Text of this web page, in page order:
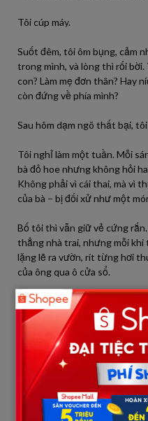
Tôi cúp máy.
Suốt đêm, tôi ôm bụng, cảm
trong mình, và lòng thì rối
con? Làm mẹ đơn thân? Hay
còn đứng về phía mình?
Sau hôm dạm ngõ thất bại,
Tôi nghỉ làm một tuần. Mỗi
bà đỏ hoe nhưng không hỏi
Không phải vì cái thai, mà vì
của bà – bị đối xử như một
Bố tôi thì vẫn giữ vẻ cứng
thẳng nhà trai, nhưng mỗi
lặng lẽ ra vườn, rít từng hơi
của ông qua ô cửa sổ.
Ba hôm sau, Trung đến nhà.
quà, chỉ một thân một mình
Tôi nhìn qua rèm, thấy anh
tanh:
– Anh đến làm gì?
Anh nhìn tôi, ánh mắt có chút
– Cho anh gặp em, nói